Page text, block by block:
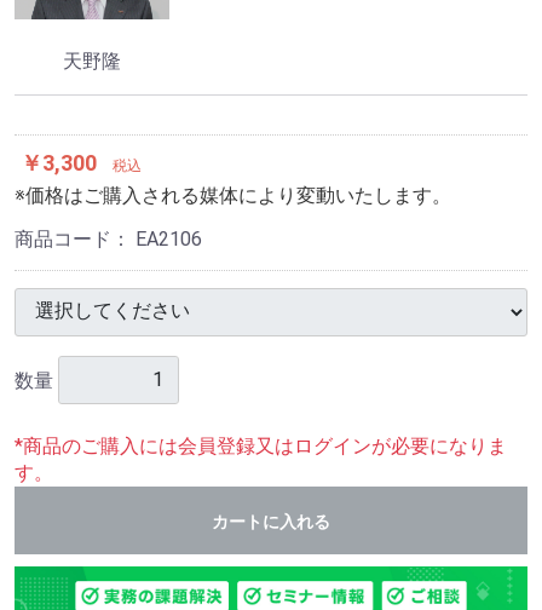
天野隆
￥3,300 税込
※価格はご購入される媒体により変動いたします。
商品コード： EA2106
数量
*商品のご購入には会員登録又はログインが必要になりま
す。
カートに入れる